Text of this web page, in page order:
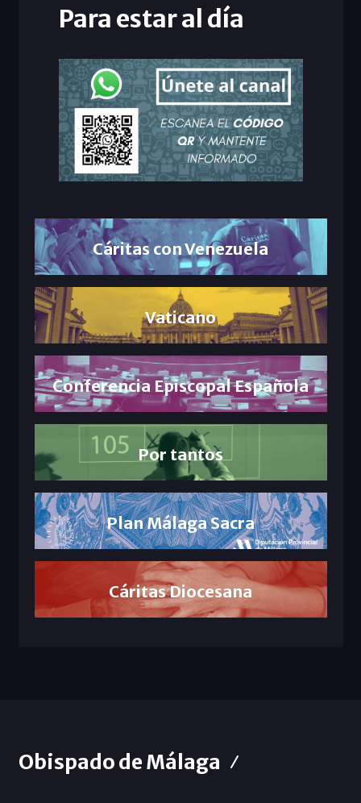
Para estar al día
Cáritas con Venezuela
Vaticano
Conferencia Episcopal Española
Por tantos
Plan Málaga Sacra
Cáritas Diocesana
Obispado de Málaga